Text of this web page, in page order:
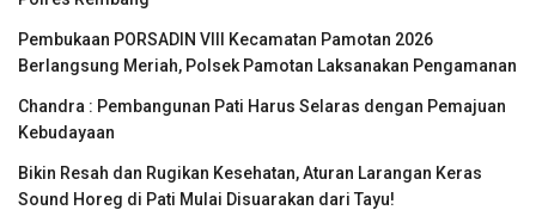
Pembukaan PORSADIN VIII Kecamatan Pamotan 2026
Berlangsung Meriah, Polsek Pamotan Laksanakan Pengamanan
Chandra : Pembangunan Pati Harus Selaras dengan Pemajuan
Kebudayaan
Bikin Resah dan Rugikan Kesehatan, Aturan Larangan Keras
Sound Horeg di Pati Mulai Disuarakan dari Tayu!